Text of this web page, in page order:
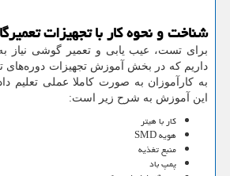
شناخت و نحوه کار با تجهیزات
برای تست، عیب یابی و تعمیر گوشی نیاز به
داریم که در بخش آموزش تجهیزات دوره‌های
به کارآموزان به صورت کاملا عملی
این آموزش به شرح زیر است:
کار با هیتر
هویه SMD
منبع تغذیه
پمپ باد